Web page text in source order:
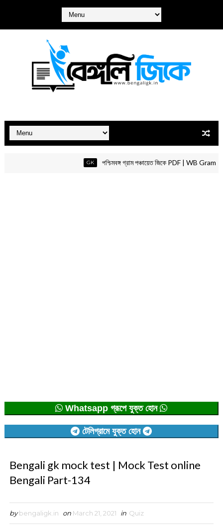
পশ্চিমবঙ্গ গ্রাম পঞ্চায়েত জিকে PDF | WB Gram
Whatsapp গ্রূপে যুক্ত হোন
টেলিগ্রামে যুক্ত হোন
Bengali gk mock test | Mock Test online
Bengali Part-134
by bengaligk.in on March 21, 2021 in Quiz